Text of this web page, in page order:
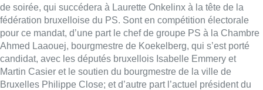
de soirée, qui succédera à Laurette Onkelinx à la tête de la
fédération bruxelloise du PS. Sont en compétition électorale
pour ce mandat, d’une part le chef de groupe PS à la Chambre
Ahmed Laaouej, bourgmestre de Koekelberg, qui s’est porté
candidat, avec les députés bruxellois Isabelle Emmery et
Martin Casier et le soutien du bourgmestre de la ville de
Bruxelles Philippe Close; et d’autre part l’actuel président du